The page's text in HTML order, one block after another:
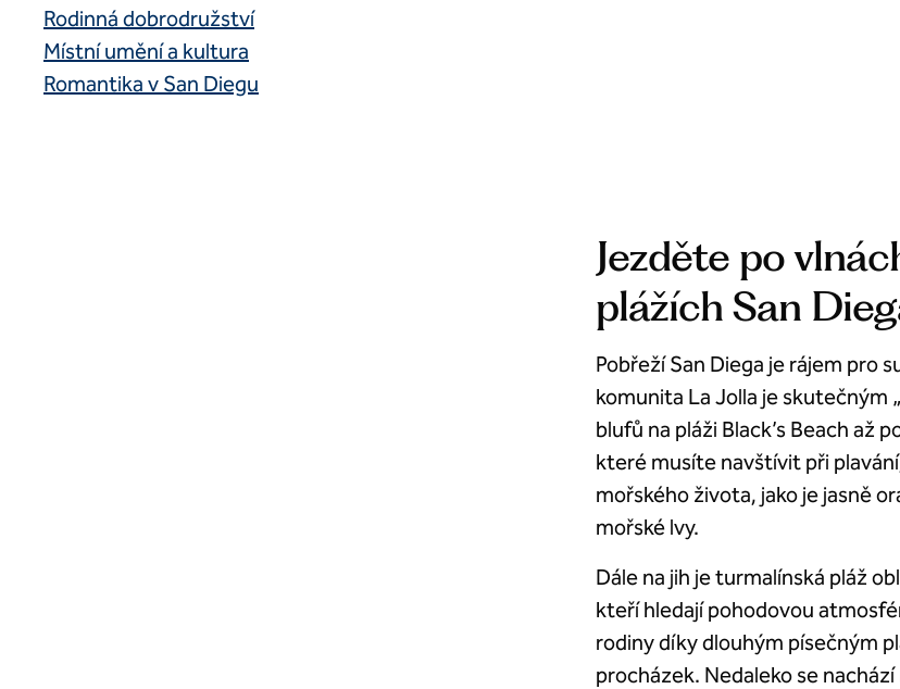
Rodinná dobrodružství
Místní umění a kultura
Romantika v San Diegu
Jezděte po
plážích San
Pobřeží San Diega je rájem pro
komunita La Jolla je skutečným
blufů na pláži Black’s Beach až
které musíte navštívit při
mořského života, jako je jasně
mořské lvy.
Dále na jih je turmalínská pláž
kteří hledají pohodovou
rodiny díky dlouhým písečným
procházek. Nedaleko se